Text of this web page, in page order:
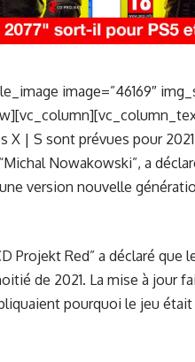
image=”46169″
X | S sont prévues pour
Nowakowski”, a
version nouvelle
Projekt Red” a déclaré
de 2021. La mise à jour
pourquoi le jeu